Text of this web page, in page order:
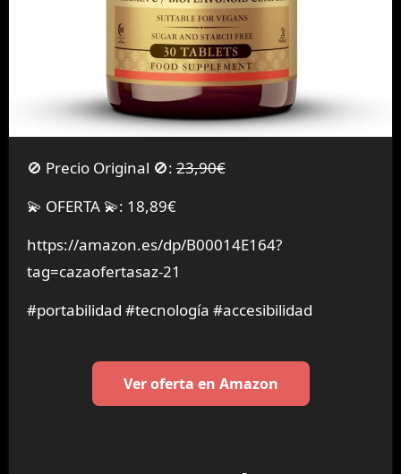
🚫 Precio Original 🚫:23,90€
💫 OFERTA 💫: 18,89€
https://amazon.es/dp/B00014E164?
tag=cazaofertasaz-21
#portabilidad #tecnología #accesibilidad
Ver oferta en Amazon